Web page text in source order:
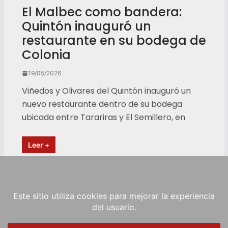
El Malbec como bandera:
Quintón inauguró un
restaurante en su bodega de
Colonia
19/05/2026
Viñedos y Olivares del Quintón inauguró un
nuevo restaurante dentro de su bodega
ubicada entre Tarariras y El Semillero, en
Leer +